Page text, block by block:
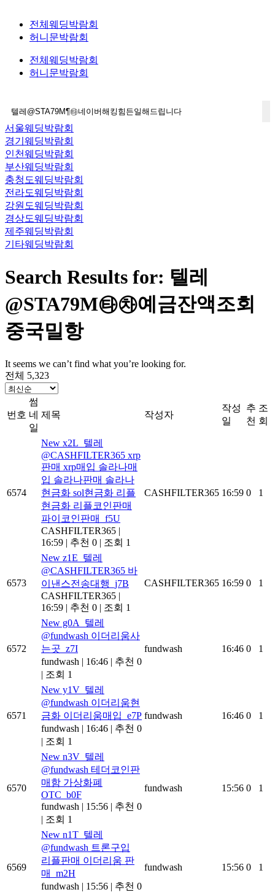
전체웨딩박람회
허니문박람회
전체웨딩박람회
허니문박람회
서울웨딩박람회
경기웨딩박람회
인천웨딩박람회
부산웨딩박람회
충청도웨딩박람회
전라도웨딩박람회
강원도웨딩박람회
경상도웨딩박람회
제주웨딩박람회
기타웨딩박람회
Search Results for: 텔레
@STA79M㉹㉷예금잔액조회
중국밀항
It seems we can’t find what you’re looking for.
전체 5,323
번호
썸
네
일
제목 작성자
작성
일
추
천
조
회
6574
New x2L_텔레
@CASHFILTER365 xrp
판매 xrp매입 솔라나매
입 솔라나판매 솔라나
현금화 sol현금화 리플
현금화 리플코인판매
파이코인판매_f5U
CASHFILTER365 |
16:59 | 추천 0 | 조회 1
CASHFILTER365 16:59 0 1
6573
New z1E_텔레
@CASHFILTER365 바
이낸스전송대행_j7B
CASHFILTER365 |
16:59 | 추천 0 | 조회 1
CASHFILTER365 16:59 0 1
6572
New g0A_텔레
@fundwash 이더리움사
는곳_z7I
fundwash | 16:46 | 추천 0
| 조회 1
fundwash 16:46 0 1
6571
New y1V_텔레
@fundwash 이더리움현
금화 이더리움매입_e7P
fundwash | 16:46 | 추천 0
| 조회 1
fundwash 16:46 0 1
6570
New n3V_텔레
@fundwash 테더코인판
매함 가상화폐
OTC_b0F
fundwash | 15:56 | 추천 0
| 조회 1
fundwash 15:56 0 1
6569
New n1T_텔레
@fundwash 트론구입
리플판매 이더리움 판
매_m2H
fundwash | 15:56 | 추천 0
fundwash 15:56 0 1